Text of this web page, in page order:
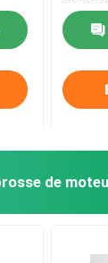
C.C